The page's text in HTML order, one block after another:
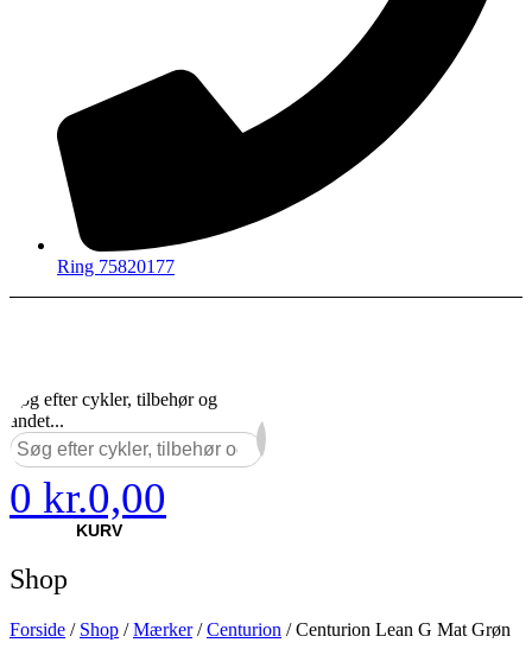
Ring 75820177
Søg efter cykler, tilbehør og
andet...
0 kr.0,00
KURV
Shop
Forside / Shop /Mærker/Centurion / Centurion Lean G Mat Grøn